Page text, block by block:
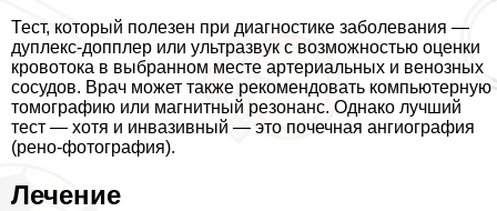
Тест, который полезен при диагностике заболевания —
дуплекс-допплер или ультразвук с возможностью оценки
кровотока в выбранном месте артериальных и венозных
сосудов. Врач может также рекомендовать компьютерную
томографию или магнитный резонанс. Однако лучший
тест — хотя и инвазивный — это почечная ангиография
(рено-фотография).
Лечение